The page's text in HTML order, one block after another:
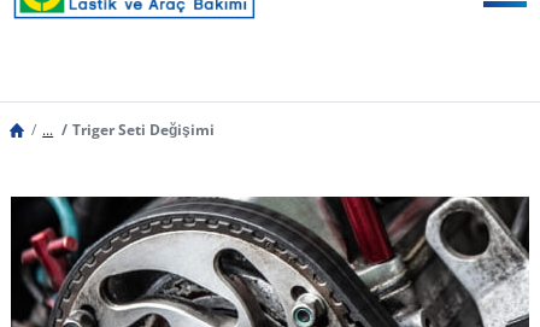
... Triger Seti Değişimi